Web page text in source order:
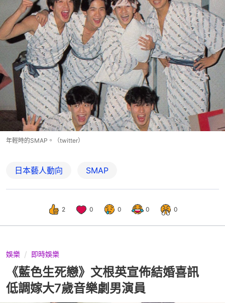
年輕時的SMAP。（twitter）
日本藝人動向 SMAP
2 0 0 0 0
娛樂 即時娛樂
《藍色生死戀》文根英宣佈結婚喜訊
低調嫁大7歲音樂劇男演員